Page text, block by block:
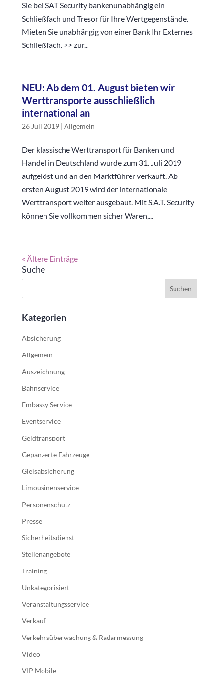
Sie bei SAT Security bankenunabhängig ein
Schließfach und Tresor für Ihre Wertgegenstände.
Mieten Sie unabhängig von einer Bank Ihr Externes
Schließfach. >> zur...
NEU: Ab dem 01. August bieten wir
Werttransporte ausschließlich
international an
26 Juli 2019| Allgemein
Der klassische Werttransport für Banken und
Handel in Deutschland wurde zum 31. Juli 2019
aufgelöst und an den Marktführer verkauft. Ab
ersten August 2019 wird der internationale
Werttransport weiter ausgebaut. Mit S.A.T. Security
können Sie vollkommen sicher Waren,...
« Ältere Einträge
Suche
Kategorien
Absicherung
Allgemein
Auszeichnung
Bahnservice
Embassy Service
Eventservice
Geldtransport
Gepanzerte Fahrzeuge
Gleisabsicherung
Limousinenservice
Personenschutz
Presse
Sicherheitsdienst
Stellenangebote
Training
Unkategorisiert
Veranstaltungsservice
Verkauf
Verkehrsüberwachung & Radarmessung
Video
VIP Mobile